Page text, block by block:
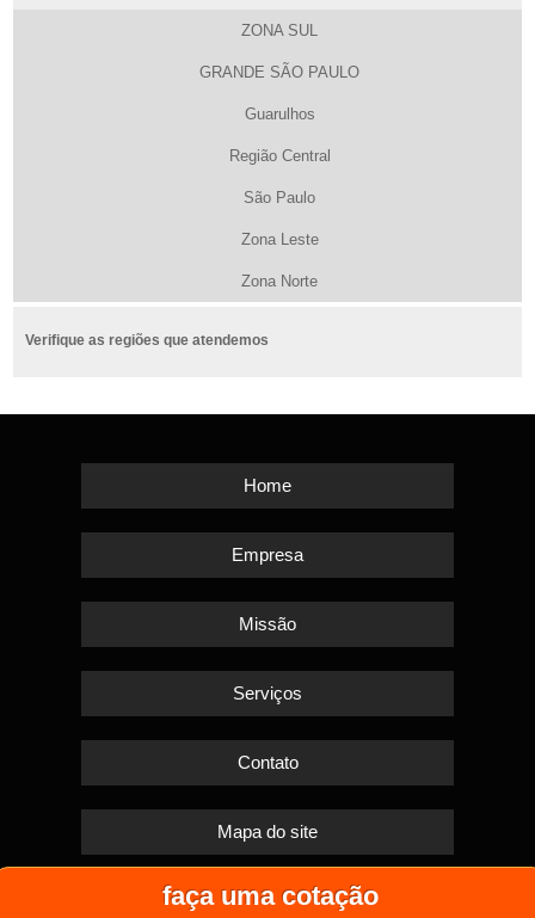
faça uma cotação
ZONA SUL
GRANDE SÃO PAULO
Guarulhos
Região Central
São Paulo
Zona Leste
Zona Norte
Verifique as regiões que atendemos
Home
Empresa
Missão
Serviços
Contato
Mapa do site